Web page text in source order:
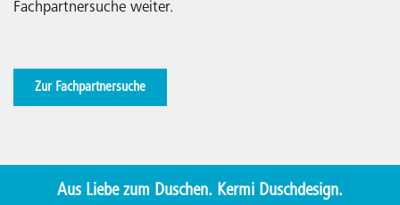
Fachpartnersuche weiter.
Zur Fachpartnersuche
Aus Liebe zum Duschen. Kermi Duschdesign.